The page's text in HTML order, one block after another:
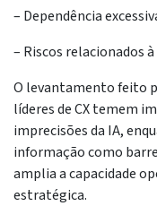
– Dependência
– Riscos relacionados
O levantamento feito
líderes de CX temem
imprecisões da IA,
informação como
amplia a capacidade
estratégica.